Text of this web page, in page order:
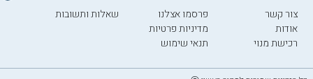
צור קשר
אודות
רכישת מנוי
פרסמו אצלנו
מדיניות פרטיות
תנאי שימוש
שאלות ותשובות